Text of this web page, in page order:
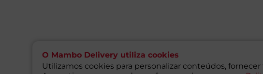
O Mambo Delivery utiliza cookies
Utilizamos cookies para personalizar conteúdos,